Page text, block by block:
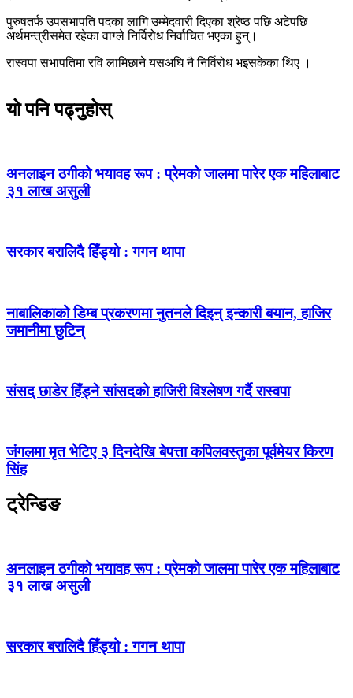
पुरुषतर्फ उपसभापति पदका लागि उम्मेदवारी दिएका श्रेष्ठ पछि अटेपछि
अर्थमन्त्रीसमेत रहेका वाग्ले निर्विरोध निर्वाचित भएका हुन्।
रास्वपा सभापतिमा रवि लामिछाने यसअघि नै निर्विरोध भइसकेका थिए ।
यो पनि पढ्नुहोस्
अनलाइन ठगीको भयावह रूप : प्रेमको जालमा पारेर एक महिलाबाट
३१ लाख असुली
सरकार बरालिदै हिँड्यो : गगन थापा
नाबालिकाको डिम्ब प्रकरणमा नुतनले दिइन् इन्कारी बयान, हाजिर
जमानीमा छुटिन्
संसद् छाडेर हिँड्ने सांसदको हाजिरी विश्लेषण गर्दै रास्वपा
जंगलमा मृत भेटिए ३ दिनदेखि बेपत्ता कपिलवस्तुका पूर्वमेयर किरण
सिंह
ट्रेन्डिङ
अनलाइन ठगीको भयावह रूप : प्रेमको जालमा पारेर एक महिलाबाट
३१ लाख असुली
सरकार बरालिदै हिँड्यो : गगन थापा